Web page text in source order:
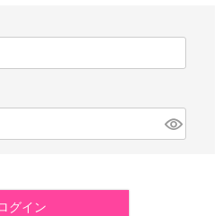
グイン